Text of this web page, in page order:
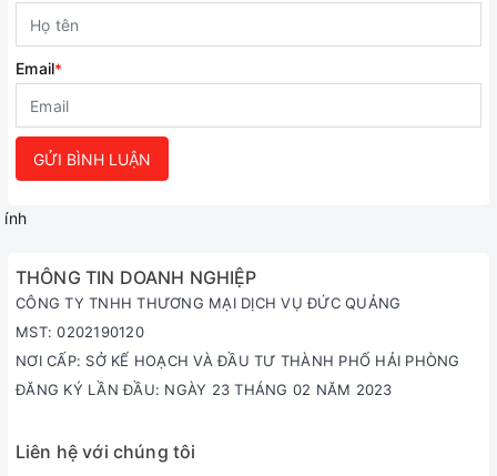
Email*
GỬI BÌNH LUẬN
ính
THÔNG TIN DOANH NGHIỆP
CÔNG TY TNHH THƯƠNG MẠI DỊCH VỤ ĐỨC QUẢNG
MST: 0202190120
NƠI CẤP: SỞ KẾ HOẠCH VÀ ĐẦU TƯ THÀNH PHỐ HẢI PHÒNG
ĐĂNG KÝ LẦN ĐẦU: NGÀY 23 THÁNG 02 NĂM 2023
Liên hệ với chúng tôi